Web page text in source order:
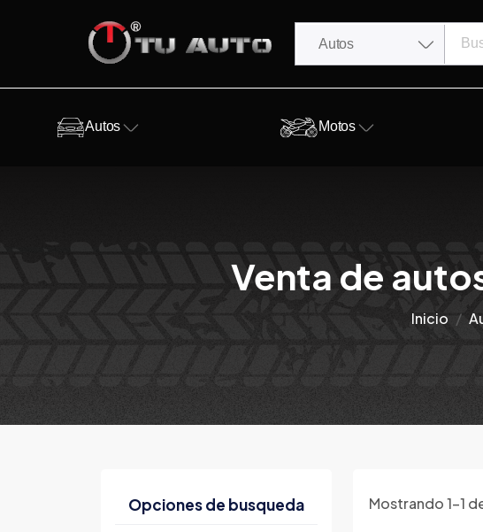
Autos Motos
Venta de
Inicio
Opciones de busqueda Mostrando1-1